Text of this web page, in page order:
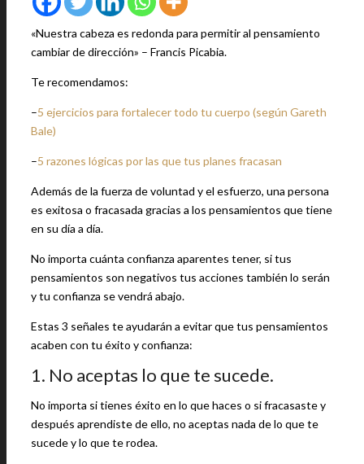
«Nuestra cabeza es redonda para permitir al pensamiento
cambiar de dirección» – Francis Picabia.
Te recomendamos:
–5 ejercicios para fortalecer todo tu cuerpo (según Gareth
Bale)
–5 razones lógicas por las que tus planes fracasan
Además de la fuerza de voluntad y el esfuerzo, una persona
es exitosa o fracasada gracias a los pensamientos que tiene
en su día a día.
No importa cuánta confianza aparentes tener, si tus
pensamientos son negativos tus acciones también lo serán
y tu confianza se vendrá abajo.
Estas 3 señales te ayudarán a evitar que tus pensamientos
acaben con tu éxito y confianza:
1. No aceptas lo que te sucede.
No importa si tienes éxito en lo que haces o si fracasaste y
después aprendiste de ello, no aceptas nada de lo que te
sucede y lo que te rodea.